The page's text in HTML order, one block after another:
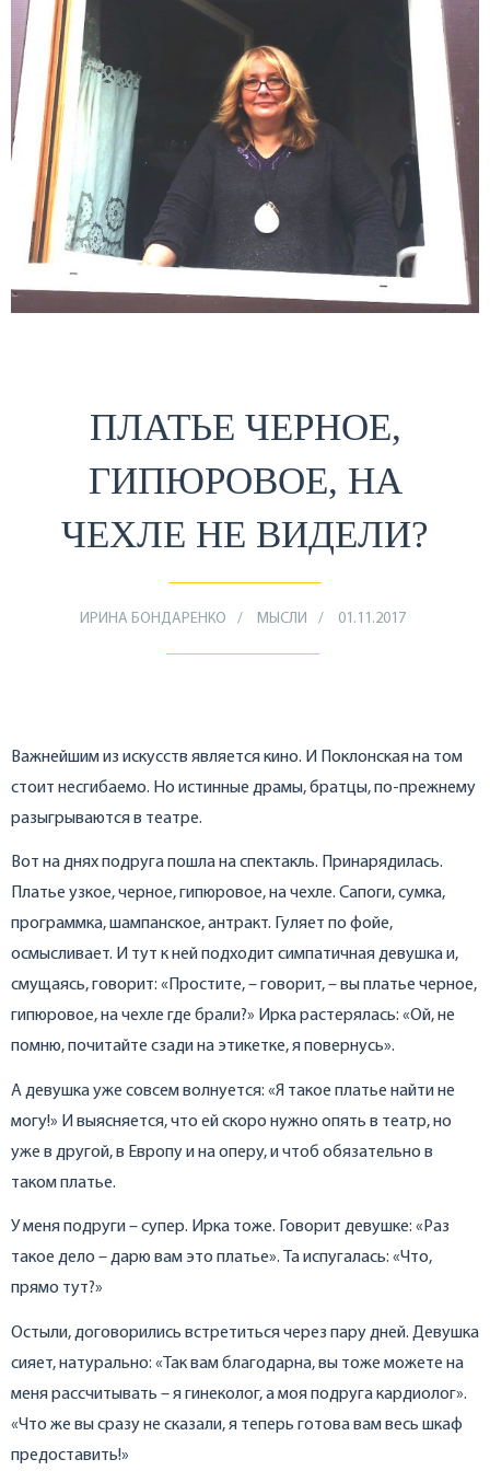
ПЛАТЬЕ ЧЕРНОЕ,
ГИПЮРОВОЕ, НА
ЧЕХЛЕ НЕ ВИДЕЛИ?
ИРИНА БОНДАРЕНКО МЫСЛИ 01.11.2017
Важнейшим из искусств является кино. И Поклонская на том
стоит несгибаемо. Но истинные драмы, братцы, по-прежнему
разыгрываются в театре.
Вот на днях подруга пошла на спектакль. Принарядилась.
Платье узкое, черное, гипюровое, на чехле. Сапоги, сумка,
программка, шампанское, антракт. Гуляет по фойе,
осмысливает. И тут к ней подходит симпатичная девушка и,
смущаясь, говорит: «Простите, – говорит, – вы платье черное,
гипюровое, на чехле где брали?» Ирка растерялась: «Ой, не
помню, почитайте сзади на этикетке, я повернусь».
А девушка уже совсем волнуется: «Я такое платье найти не
могу!» И выясняется, что ей скоро нужно опять в театр, но
уже в другой, в Европу и на оперу, и чтоб обязательно в
таком платье.
У меня подруги – супер. Ирка тоже. Говорит девушке: «Раз
такое дело – дарю вам это платье». Та испугалась: «Что,
прямо тут?»
Остыли, договорились встретиться через пару дней. Девушка
сияет, натурально: «Так вам благодарна, вы тоже можете на
меня рассчитывать – я гинеколог, а моя подруга кардиолог».
«Что же вы сразу не сказали, я теперь готова вам весь шкаф
предоставить!»